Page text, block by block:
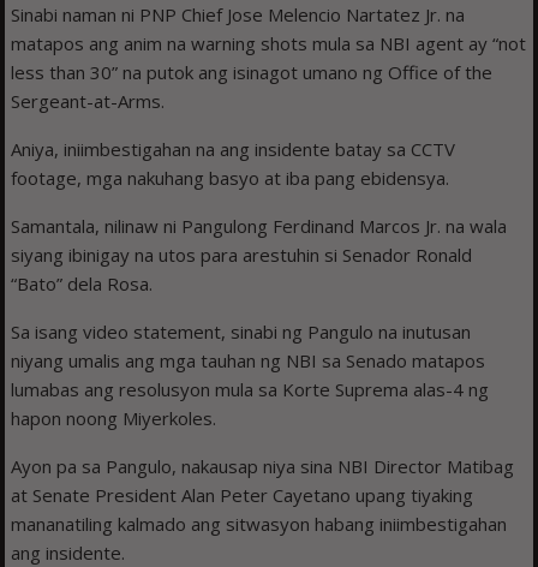
Sinabi naman ni PNP Chief Jose Melencio Nartatez Jr. na
matapos ang anim na warning shots mula sa NBI agent ay “not
less than 30” na putok ang isinagot umano ng Office of the
Sergeant-at-Arms.
Aniya, iniimbestigahan na ang insidente batay sa CCTV
footage, mga nakuhang basyo at iba pang ebidensya.
Samantala, nilinaw ni Pangulong Ferdinand Marcos Jr. na wala
siyang ibinigay na utos para arestuhin si Senador Ronald
“Bato” dela Rosa.
Sa isang video statement, sinabi ng Pangulo na inutusan
niyang umalis ang mga tauhan ng NBI sa Senado matapos
lumabas ang resolusyon mula sa Korte Suprema alas-4 ng
hapon noong Miyerkoles.
Ayon pa sa Pangulo, nakausap niya sina NBI Director Matibag
at Senate President Alan Peter Cayetano upang tiyaking
mananatiling kalmado ang sitwasyon habang iniimbestigahan
ang insidente.